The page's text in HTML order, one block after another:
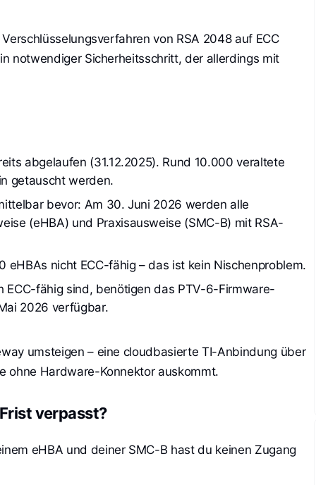
von RSA 2048 auf ECC
notwendiger Sicherheitsschritt, der allerdings mit
abgelaufen (31.12.2025). Rund 10.000 veraltete
getauscht werden.
bevor: Am 30. Juni 2026 werden alle
(eHBA) und Praxisausweise (SMC-B) mit RSA-
eHBAs nicht ECC-fähig – das ist kein Nischenproblem.
ECC-fähig sind, benötigen das PTV-6-Firmware-
2026 verfügbar.
umsteigen – eine cloudbasierte TI-Anbindung über
ohne Hardware-Konnektor auskommt.
verpasst?
eHBA und deiner SMC-B hast du keinen Zugang